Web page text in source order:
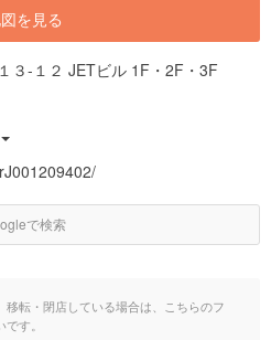
を見る
３-１２ JETビル 1F・2F・3F
で検索
移転・閉店している場合は、こちらのフ
す。